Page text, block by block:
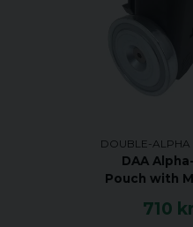
DAA
Pouch with
710 kr